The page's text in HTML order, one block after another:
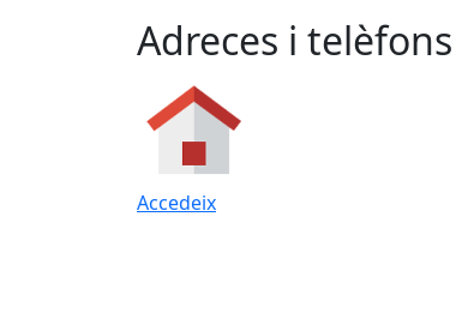
Adreces i telèfons
Accedeix